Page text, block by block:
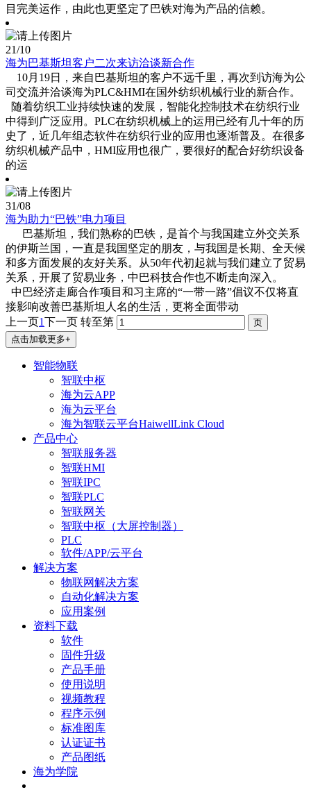
目完美运作，由此也更坚定了巴铁对海为产品的信赖。
21/10
海为巴基斯坦客户二次来访洽谈新合作
10月19日，来自巴基斯坦的客户不远千里，再次到访海为公
司交流并洽谈海为PLC&HMI在国外纺织机械行业的新合作。
随着纺织工业持续快速的发展，智能化控制技术在纺织行业
中得到广泛应用。PLC在纺织机械上的运用已经有几十年的历
史了，近几年组态软件在纺织行业的应用也逐渐普及。在很多
纺织机械产品中，HMI应用也很广，要很好的配合好纺织设备
的运
31/08
海为助力“巴铁”电力项目
巴基斯坦，我们熟称的巴铁，是首个与我国建立外交关系
的伊斯兰国，一直是我国坚定的朋友，与我国是长期、全天候
和多方面发展的友好关系。从50年代初起就与我们建立了贸易
关系，开展了贸易业务，中巴科技合作也不断走向深入。
中巴经济走廊合作项目和习主席的“一带一路”倡议不仅将直
接影响改善巴基斯坦人名的生活，更将全面带动
上一页1下一页 转至第
点击加载更多+
智能物联
智联中枢
海为云APP
海为云平台
海为智联云平台HaiwellLink Cloud
产品中心
智联服务器
智联HMI
智联IPC
智联PLC
智联网关
智联中枢（大屏控制器）
PLC
软件/APP/云平台
解决方案
物联网解决方案
自动化解决方案
应用案例
资料下载
软件
固件升级
产品手册
使用说明
视频教程
程序示例
标准图库
认证证书
产品图纸
海为学院